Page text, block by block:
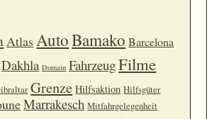
Atlas AutoBamako Barcelona
Dakhla Domain FahrzeugFilme
Grenze Hilfsaktion Hilfsgüter
Marrakesch Mitfahrgelegenheit